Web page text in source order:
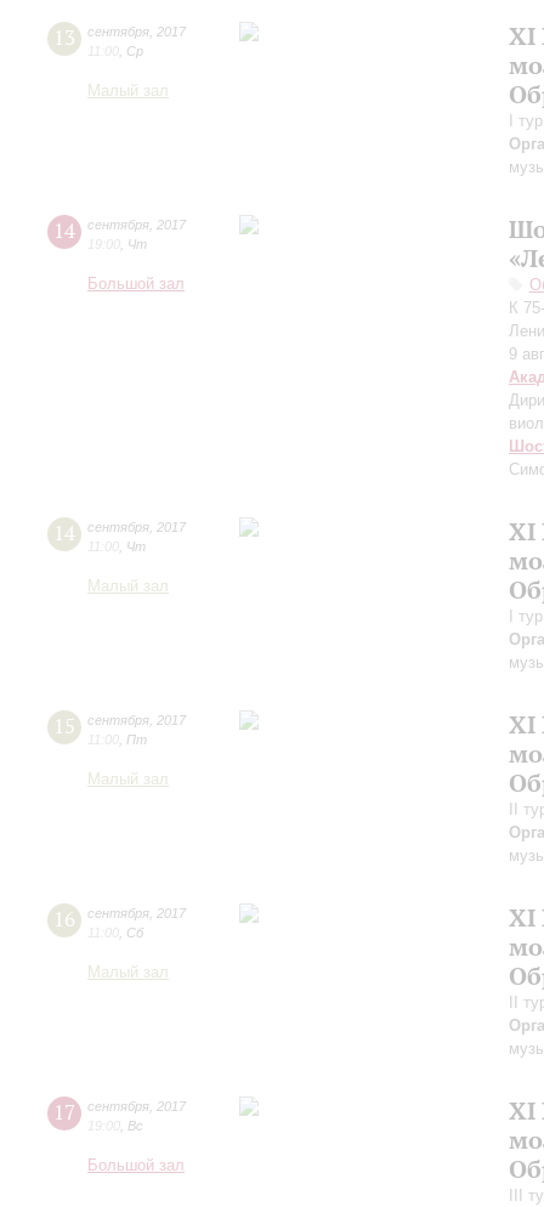
13 сентября 2017
Ср
Малый зал
XI
I
14 сентября 2017
19:00
Чт
Большой зал
К
9
14 сентября 2017
Чт
Малый зал
XI
I
15 сентября 2017
Пт
Малый зал
XI
II
16 сентября 2017
Сб
Малый зал
XI
II
17 сентября 2017
19:00
Вс
Большой зал
XI
III